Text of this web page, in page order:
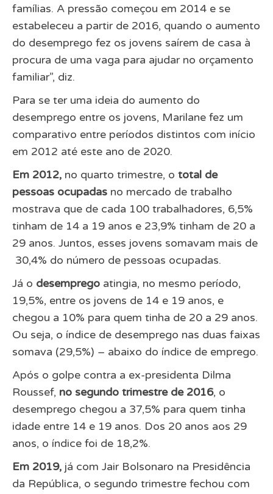
famílias. A pressão começou em 2014 e se
estabeleceu a partir de 2016, quando o aumento
do desemprego fez os jovens saírem de casa à
procura de uma vaga para ajudar no orçamento
familiar”, diz.
Para se ter uma ideia do aumento do
desemprego entre os jovens, Marilane fez um
comparativo entre períodos distintos com início
em 2012 até este ano de 2020.
Em 2012, no quarto trimestre, ototal de
pessoas ocupadas no mercado de trabalho
mostrava que de cada 100 trabalhadores, 6,5%
tinham de 14 a 19 anos e 23,9% tinham de 20 a
29 anos. Juntos, esses jovens somavam mais de
30,4% do número de pessoas ocupadas.
Já o desemprego atingia, no mesmo período,
19,5%, entre os jovens de 14 e 19 anos, e
chegou a 10% para quem tinha de 20 a 29 anos.
Ou seja, o índice de desemprego nas duas faixas
somava (29,5%) – abaixo do índice de emprego.
Após o golpe contra a ex-presidenta Dilma
Roussef, no segundo trimestre de 2016, o
desemprego chegou a 37,5% para quem tinha
idade entre 14 e 19 anos. Dos 20 anos aos 29
anos, o índice foi de 18,2%.
Em 2019, já com Jair Bolsonaro na Presidência
da República, o segundo trimestre fechou com